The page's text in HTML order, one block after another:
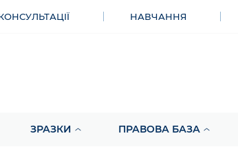
НАВЧАННЯ
ЗРАЗКИ ПРАВОВА БАЗА